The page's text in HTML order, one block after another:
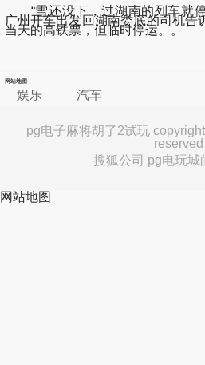
“雪还没下，过湖南的列车就停
广州开车出发回湖南娄底的司机告
当天的高铁票，但临时停运。。
网站地图
娱乐 汽车
pg电子麻将胡了2试玩
reserved
搜狐公司 pg电玩城
网站地图